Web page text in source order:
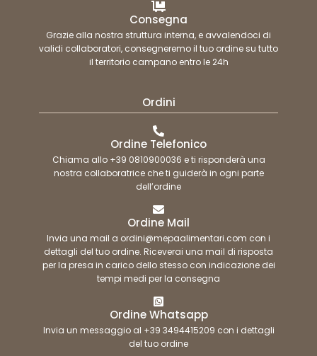
Consegna
Grazie alla nostra struttura interna, e avvalendoci di
validi collaboratori, consegneremo il tuo ordine su tutto
il territorio campano entro le 24h
Ordini
Ordine Telefonico
Chiama allo +39 0810900036 e ti risponderà una
nostra collaboratrice che ti guiderà in ogni parte
dell’ordine
Ordine Mail
Invia una mail a ordini@mepaalimentari.com con i
dettagli del tuo ordine. Riceverai una mail di risposta
per la presa in carico dello stesso con indicazione dei
tempi medi per la consegna
Ordine Whatsapp
Invia un messaggio al +39 3494415209 con i dettagli
del tuo ordine